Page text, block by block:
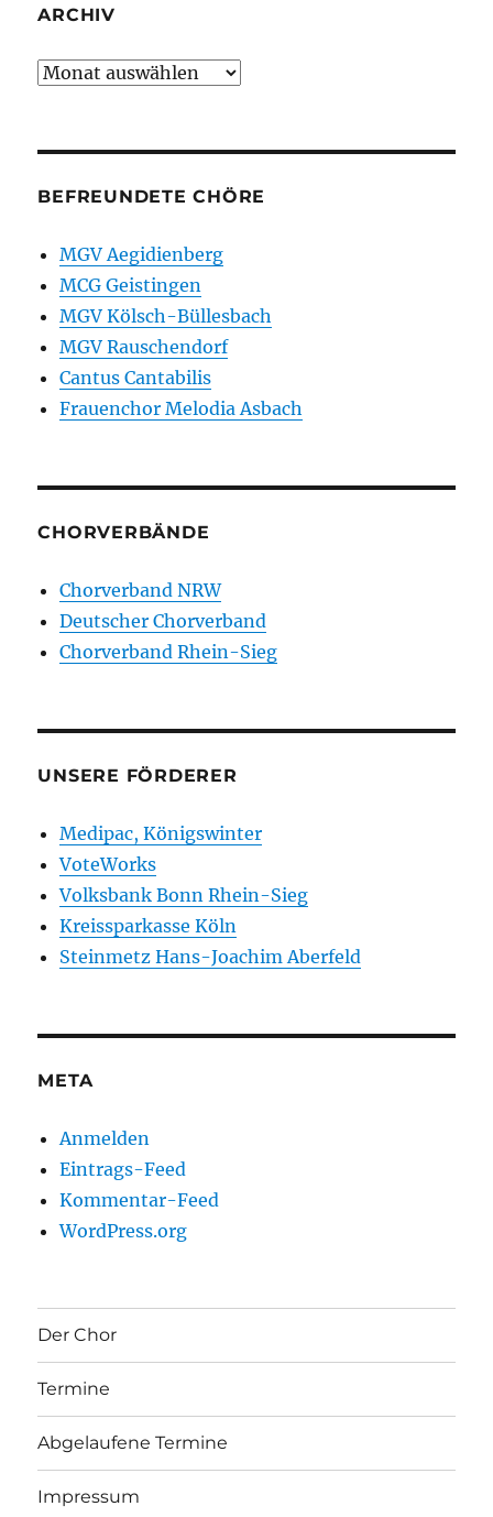
ARCHIV
Archiv
BEFREUNDETE CHÖRE
MGV Aegidienberg
MCG Geistingen
MGV Kölsch-Büllesbach
MGV Rauschendorf
Cantus Cantabilis
Frauenchor Melodia Asbach
CHORVERBÄNDE
Chorverband NRW
Deutscher Chorverband
Chorverband Rhein-Sieg
UNSERE FÖRDERER
Medipac, Königswinter
VoteWorks
Volksbank Bonn Rhein-Sieg
Kreissparkasse Köln
Steinmetz Hans-Joachim Aberfeld
META
Anmelden
Eintrags-Feed
Kommentar-Feed
WordPress.org
Der Chor
Termine
Abgelaufene Termine
Impressum